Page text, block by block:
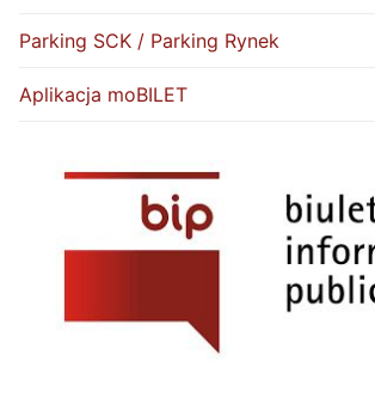
Parking SCK / Parking Rynek
Aplikacja moBILET